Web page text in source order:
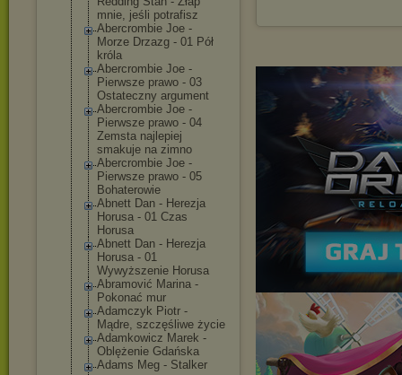
mnie, jeśli potrafisz
Abercrombie Joe -
Morze Drzazg - 01 Pół
króla
Abercrombie Joe -
Pierwsze prawo - 03
Ostateczny argument
Abercrombie Joe -
Pierwsze prawo - 04
Zemsta najlepiej
smakuje na zimno
Abercrombie Joe -
Pierwsze prawo - 05
Bohaterowie
Abnett Dan - Herezja
Horusa - 01 Czas
Horusa
Abnett Dan - Herezja
Horusa - 01
Wywyższenie Horusa
Abramović Marina -
Pokonać mur
Adamczyk Piotr -
Mądre, szczęśliwe życie
Adamkowicz Marek -
Oblężenie Gdańska
Adams Meg - Stalker